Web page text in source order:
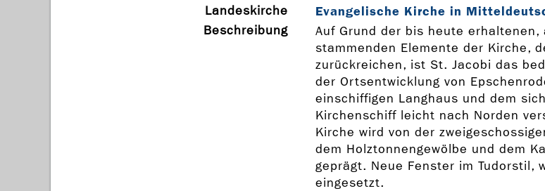
Landeskirche Evangelische Kirche in
Beschreibung
Auf Grund der bis heute
stammenden Elemente der Kirche,
zurückreichen, ist St. Jacobi das
der Ortsentwicklung von
einschiffigen Langhaus und dem
Kirchenschiff leicht nach Norden
Kirche wird von der
dem Holztonnengewölbe und dem
geprägt. Neue Fenster im Tudorstil,
eingesetzt.